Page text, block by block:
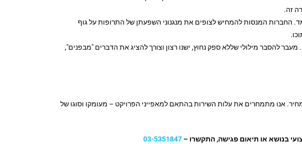
זה.
החברות המנסות להמחיש לצופים את מנגנוני השפעתן של התרופות על גוף
להסבר מילולי שללא ספק נחוץ, ישנו רצון וצורך להציג את הדברים "מבפנים",
אנו מתמחרים את עלות השירות בהתאם למאפייני הפרויקט – מעומקו וסוגו של
בנושא או תיאום פגישה, התקשרו –03-5351847